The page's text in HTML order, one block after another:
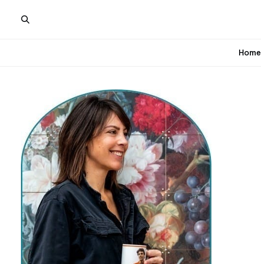
Home